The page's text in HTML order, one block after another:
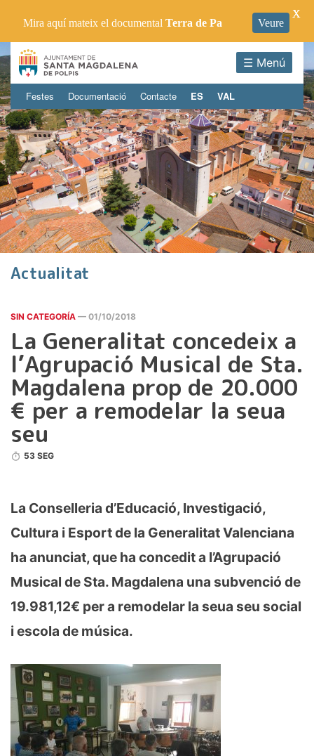
☰ Menú
Festes Documentació Contacte ES VAL
Actualitat
SIN CATEGORÍA — 01/10/2018
La Generalitat concedeix a
l’Agrupació Musical de Sta.
Magdalena prop de 20.000
€ per a remodelar la seua
seu
53 SEG
La Conselleria d’Educació, Investigació,
Cultura i Esport de la Generalitat Valenciana
ha anunciat, que ha concedit a l’Agrupació
Musical de Sta. Magdalena una subvenció de
19.981,12€ per a remodelar la seua seu social
i escola de música.
Mira aquí mateix el documental Terra de Pa Veure
X